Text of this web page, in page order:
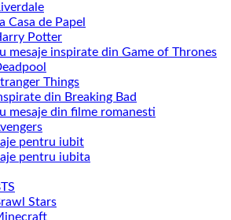
Casa de Papel
Potter
mesaje inspirate din Game of Thrones
Things
din Breaking Bad
mesaje din filme romanesti
pentru iubit
pentru iubita
Stars